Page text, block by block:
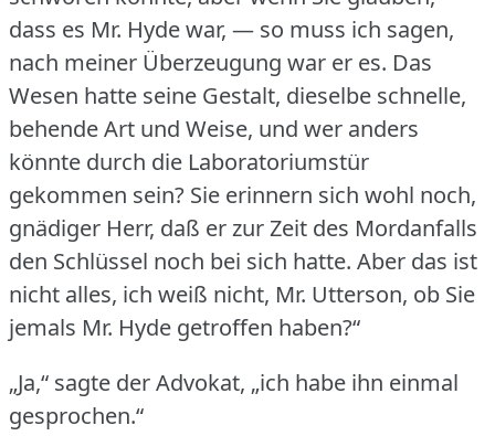
dass es Mr. Hyde war, — so muss ich sagen,
nach meiner Überzeugung war er es. Das
Wesen hatte seine Gestalt, dieselbe schnelle,
behende Art und Weise, und wer anders
könnte durch die Laboratoriumstür
gekommen sein? Sie erinnern sich wohl noch,
gnädiger Herr, daß er zur Zeit des Mordanfalls
den Schlüssel noch bei sich hatte. Aber das ist
nicht alles, ich weiß nicht, Mr. Utterson, ob Sie
jemals Mr. Hyde getroffen haben?“
„Ja,“ sagte der Advokat, „ich habe ihn einmal
gesprochen.“